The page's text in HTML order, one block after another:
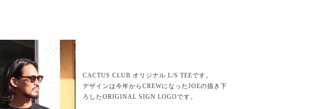
CACTUS CLUB オリジナル L/S TEEです。
デザインは今年からCREWになったJOEの描き下
ろしたORIGINAL SIGN LOGOです。